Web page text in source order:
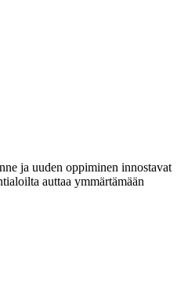
ja uuden oppiminen innostavat
auttaa ymmärtämään